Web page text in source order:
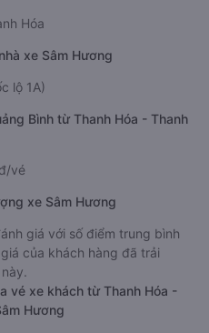
Hóa
xe Sâm Hương
lộ 1A)
Bình từ Thanh Hóa - Thanh
vé
xe Sâm Hương
giá với số điểm trung bình
của khách hàng đã trải
vé xe khách từ Thanh Hóa -
Hương